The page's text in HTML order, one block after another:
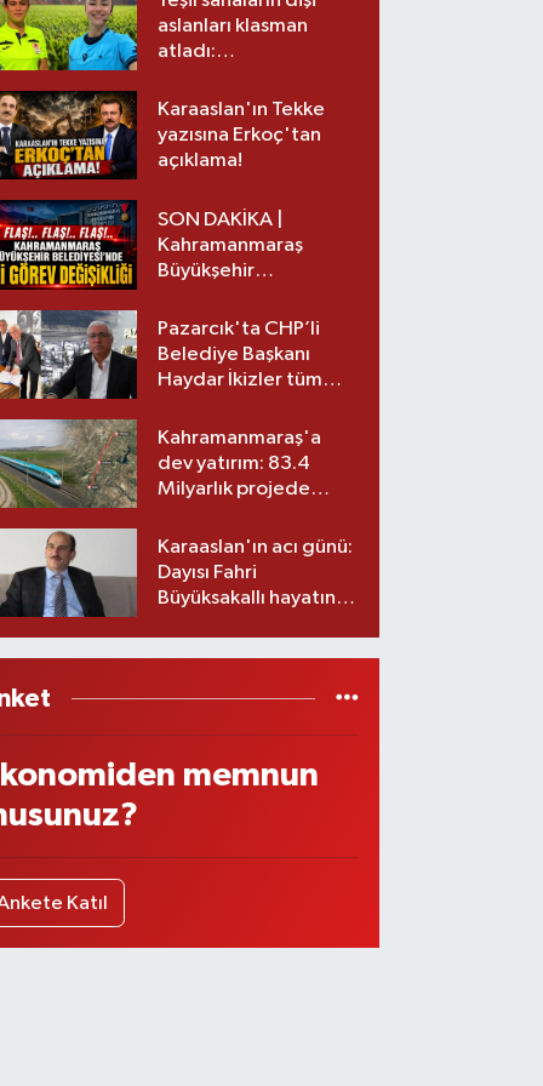
aslanları klasman
atladı:
üst lige iki transfer!
Karaaslan'ın Tekke
yazısına Erkoç'tan
açıklama!
SON DAKİKA |
Kahramanmaraş
Büyükşehir
görev değişikliği!
Pazarcık'ta CHP’li
Belediye Başkanı
Haydar İkizler tüm
yeni partisi
Kahramanmaraş'a
dev yatırım: 83.4
Milyarlık projede
Karaaslan'ın acı günü:
Dayısı Fahri
Büyüksakallı hayatını
memnun
Katıl